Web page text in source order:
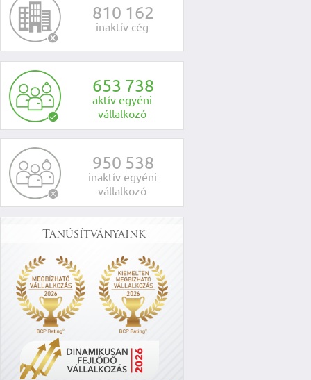
810 162
inaktív cég
653 738
aktív egyéni
vállalkozó
950 538
inaktív egyéni
vállalkozó
Tanúsítványaink